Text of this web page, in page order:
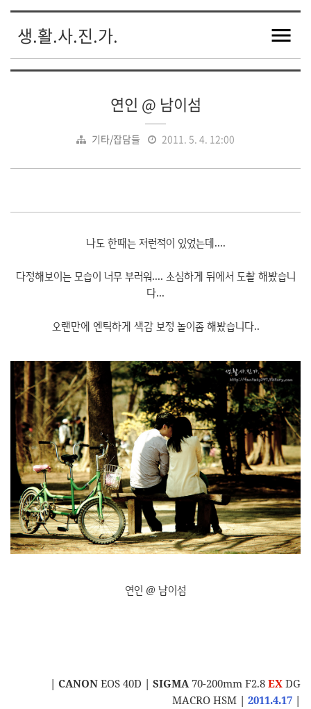
생.활.사.진.가.
연인 @ 남이섬
기타/잡담들 2011. 5. 4. 12:00
나도 한때는 저런적이 있었는데....
다정해보이는 모습이 너무 부러워.... 소심하게 뒤에서 도촬 해봤습니
다...
오랜만에 엔틱하게 색감 보정 놀이좀 해봤습니다..
연인 @ 남이섬
| CANON EOS 40D | SIGMA70-200mm F2.8 EX DG
MACRO HSM | 2011.4.17 |